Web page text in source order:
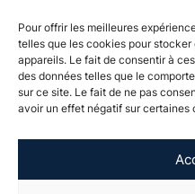
Pour offrir les meilleures
telles que les cookies pour
appareils. Le fait de consentir à
des données telles que le
sur ce site. Le fait de ne pas
avoir un effet négatif sur
À propos de
l'Université
Actualités
International